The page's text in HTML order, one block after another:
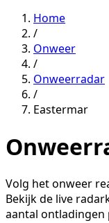
Home
/
Onweer
/
Onweerradar
/
Eastermar
Volg het onweer
Bekijk de live
aantal ontladingen